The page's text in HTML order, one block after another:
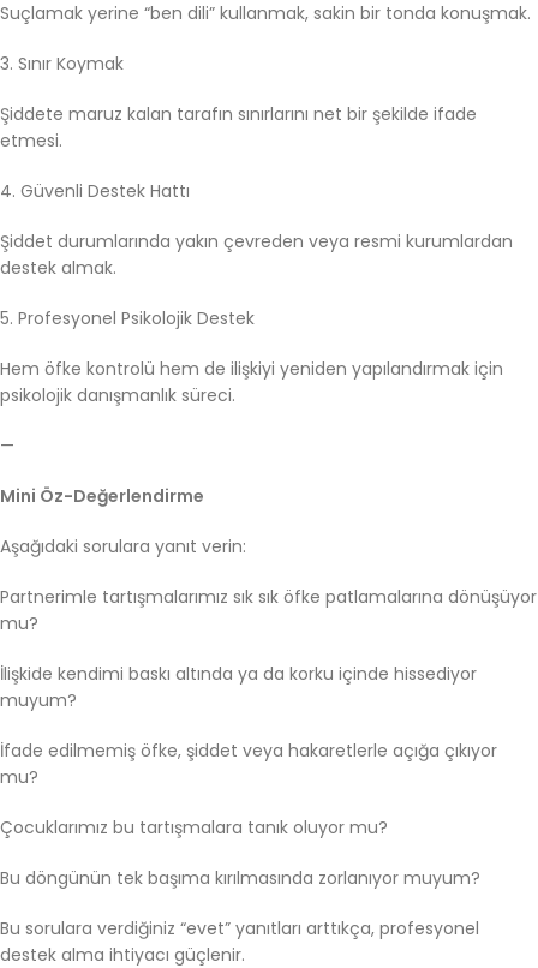
Suçlamak yerine “ben dili” kullanmak, sakin bir tonda konuşmak.
3. Sınır Koymak
Şiddete maruz kalan tarafın sınırlarını net bir şekilde ifade
etmesi.
4. Güvenli Destek Hattı
Şiddet durumlarında yakın çevreden veya resmi kurumlardan
destek almak.
5. Profesyonel Psikolojik Destek
Hem öfke kontrolü hem de ilişkiyi yeniden yapılandırmak için
psikolojik danışmanlık süreci.
—
Mini Öz-Değerlendirme
Aşağıdaki sorulara yanıt verin:
Partnerimle tartışmalarımız sık sık öfke patlamalarına dönüşüyor
mu?
İlişkide kendimi baskı altında ya da korku içinde hissediyor
muyum?
İfade edilmemiş öfke, şiddet veya hakaretlerle açığa çıkıyor
mu?
Çocuklarımız bu tartışmalara tanık oluyor mu?
Bu döngünün tek başıma kırılmasında zorlanıyor muyum?
Bu sorulara verdiğiniz “evet” yanıtları arttıkça, profesyonel
destek alma ihtiyacı güçlenir.